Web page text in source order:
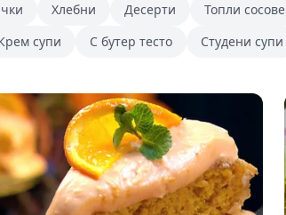
Хлебни Десерти Топли сосове
супи
С бутер тесто Студени супи